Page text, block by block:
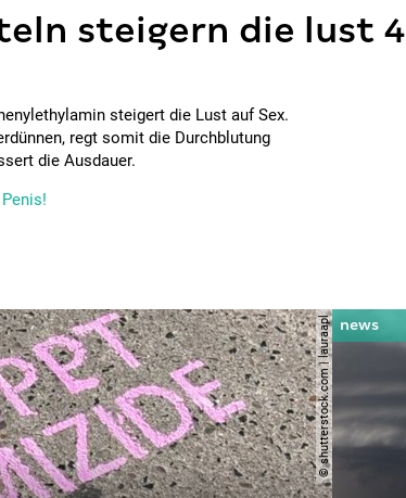
steigern die lust 4
steigert die Lust auf Sex.
regt somit die Durchblutung
die Ausdauer.
© shutterstock.com | lauraapl